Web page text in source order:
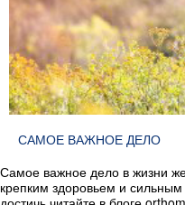
САМОЕ ВАЖНОЕ ДЕЛО
Самое важное дело в жизни
крепким здоровьем и